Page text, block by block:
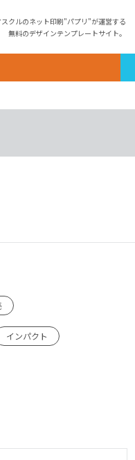
スクルのネット印刷"パプリ"が運営する
無料のデザインテンプレートサイト。
インパクト